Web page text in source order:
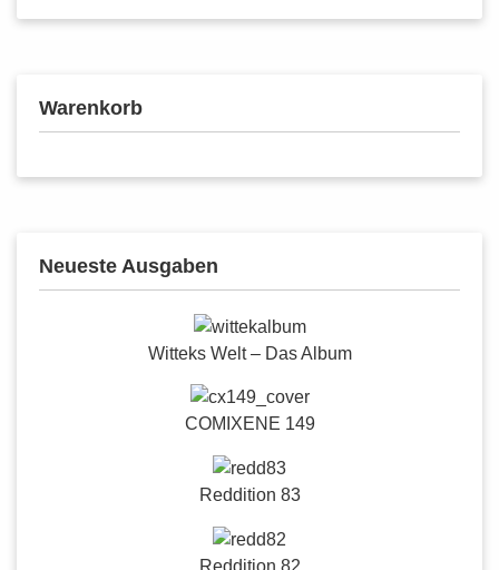
Warenkorb
Neueste Ausgaben
Witteks Welt – Das Album
COMIXENE 149
Reddition 83
Reddition 82